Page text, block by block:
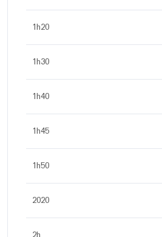
1h20
1h30
1h40
1h45
1h50
2020